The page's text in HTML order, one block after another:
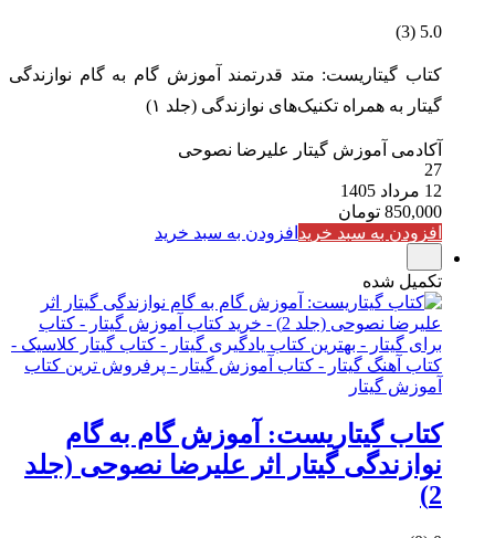
5.0 (3)
کتاب گیتاریست: متد قدرتمند آموزش گام به گام نوازندگی
گیتار به همراه تکنیک‌های نوازندگی (جلد ۱)
آکادمی آموزش گیتار علیرضا نصوحی
27
12 مرداد 1405
850,000 تومان
افزودن به سبد خرید افزودن به سبد خرید
تکمیل شده
کتاب گیتاریست: آموزش گام به گام
نوازندگی گیتار اثر علیرضا نصوحی (جلد
2)